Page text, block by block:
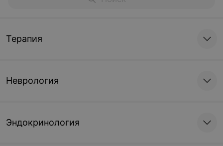
Терапия
Неврология
Эндокринология